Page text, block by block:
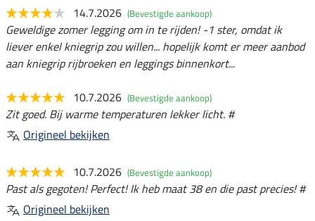
14.7.2026 (Bevestigde aankoop)
Geweldige zomer legging om in te rijden! -1 ster, omdat ik
liever enkel kniegrip zou willen... hopelijk komt er meer aanbod
aan kniegrip rijbroeken en leggings binnenkort...
10.7.2026 (Bevestigde aankoop)
Zit goed. Bij warme temperaturen lekker licht. #
Origineel bekijken
10.7.2026 (Bevestigde aankoop)
Past als gegoten! Perfect! Ik heb maat 38 en die past precies! #
Origineel bekijken